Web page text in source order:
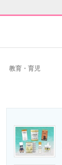
ーのコミュニティ
教育・育児